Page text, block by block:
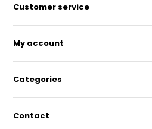
Customer service
My account
Categories
Contact